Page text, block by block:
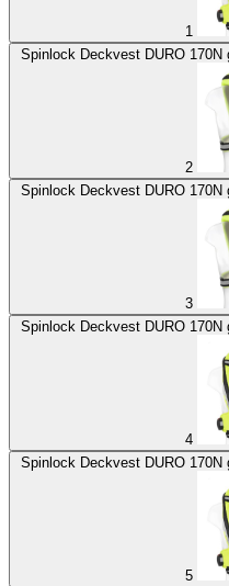
1
Spinlock Deckvest DURO 170N gilet
2
Spinlock Deckvest DURO 170N gilet
3
Spinlock Deckvest DURO 170N gilet
4
Spinlock Deckvest DURO 170N gilet
5